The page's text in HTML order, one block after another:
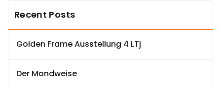
Recent Posts
Golden Frame Ausstellung 4 LTj
Der Mondweise